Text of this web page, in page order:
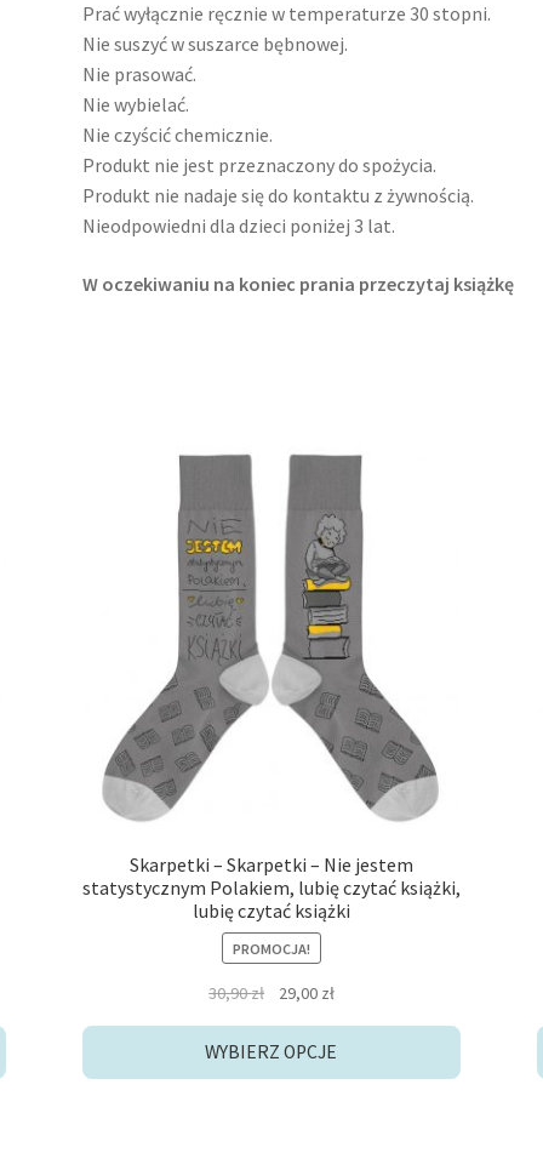
Prać wyłącznie ręcznie w temperaturze 30 stopni.
Nie suszyć w suszarce bębnowej.
Nie prasować.
Nie wybielać.
Nie czyścić chemicznie.
Produkt nie jest przeznaczony do spożycia.
Produkt nie nadaje się do kontaktu z żywnością.
Nieodpowiedni dla dzieci poniżej 3 lat.
W oczekiwaniu na koniec prania przeczytaj książkę
Skarpetki – Skarpetki – Nie jestem
statystycznym Polakiem, lubię czytać książki,
lubię czytać książki
PROMOCJA!
30,90zł
Pierwotna
wynosiła:
29,00 złAktualna
wynosi:
WYBIERZ OPCJE
produktu